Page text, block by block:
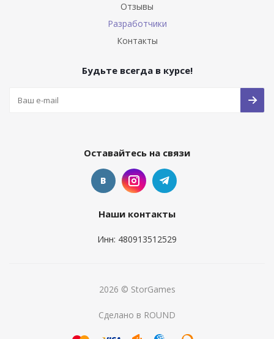
Отзывы
Разработчики
Контакты
Будьте всегда в курсе!
Оставайтесь на связи
Наши контакты
Инн: 480913512529
2026 © StorGames
Сделано в ROUND